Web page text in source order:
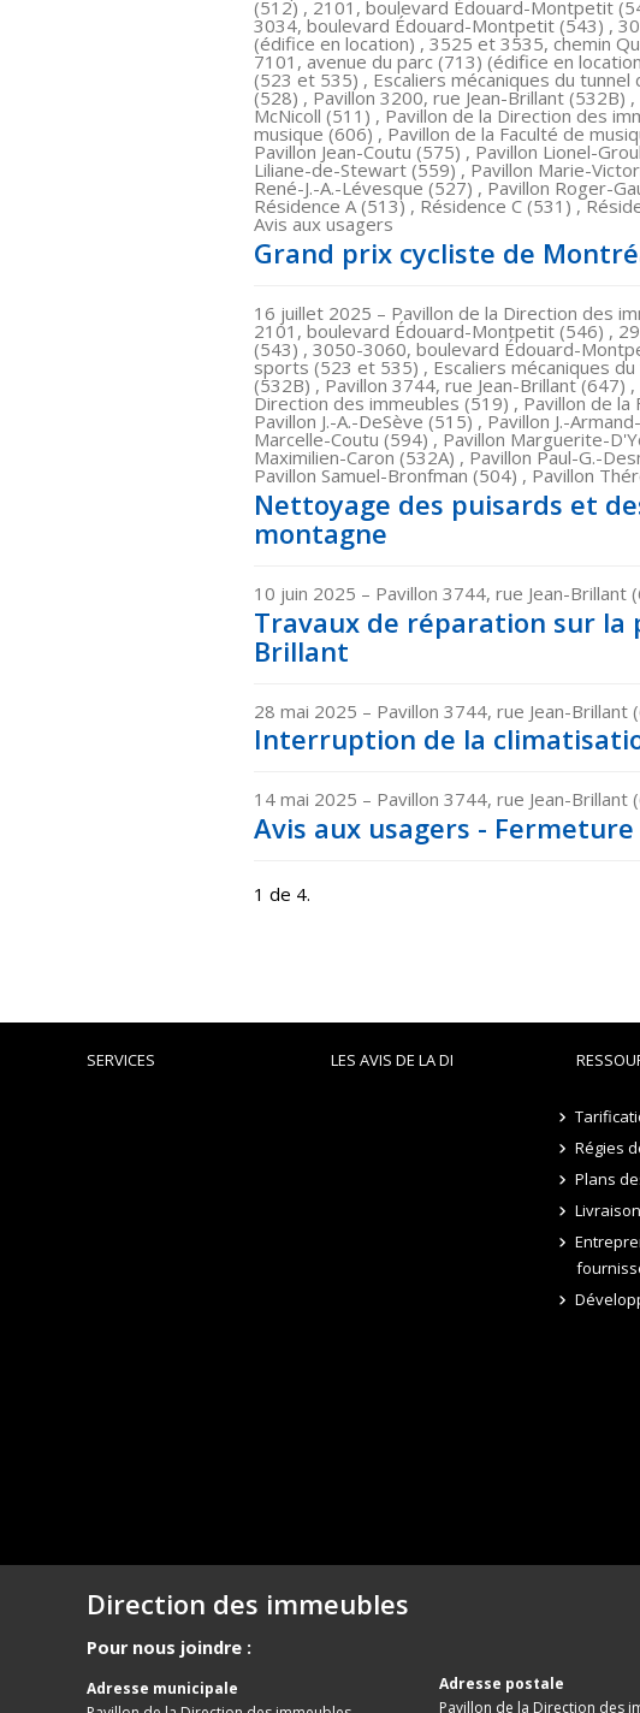
(512) , 2101, boulevard Édouard-Montpetit
3034, boulevard Édouard-Montpetit (543) ,
(édifice en location) , 3525 et 3535, chemin
7101, avenue du parc (713) (édifice en
(523 et 535) , Escaliers mécaniques du
(528) , Pavillon 3200, rue Jean-Brillant (532B)
McNicoll (511) , Pavillon de la Direction des
musique (606) , Pavillon de la Faculté de
Pavillon Jean-Coutu (575) , Pavillon Lionel-
Liliane-de-Stewart (559) , Pavillon Marie-
René-J.-A.-Lévesque (527) , Pavillon Roger-
Résidence A (513) , Résidence C (531) ,
Avis aux usagers
Grand prix cycliste de
16 juillet 2025 – Pavillon de la Direction des
2101, boulevard Édouard-Montpetit (546) ,
(543) , 3050-3060, boulevard Édouard-
sports (523 et 535) , Escaliers mécaniques
(532B) , Pavillon 3744, rue Jean-Brillant (647)
Direction des immeubles (519) , Pavillon de
Pavillon J.-A.-DeSève (515) , Pavillon J.-
Marcelle-Coutu (594) , Pavillon Marguerite-
Maximilien-Caron (532A) , Pavillon Paul-G.-
Pavillon Samuel-Bronfman (504) , Pavillon
Nettoyage des puisards et
montagne
10 juin 2025 – Pavillon 3744, rue Jean-Brillant
Travaux de réparation sur la
Brillant
28 mai 2025 – Pavillon 3744, rue Jean-
Interruption de la
14 mai 2025 – Pavillon 3744, rue Jean-Brillant
Avis aux usagers -
1 de 4.
SERVICES LES AVIS DE LA DI
Régies
Plans
Direction des immeubles
Pour nous joindre :
Adresse municipale
Adresse postale
Pavillon de la Direction des